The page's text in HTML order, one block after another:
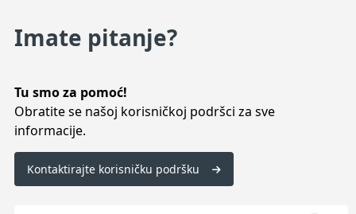
Imate pitanje?
Tu smo za pomoć!
Obratite se našoj korisničkoj podršci za sve
informacije.
Kontaktirajte korisničku podršku